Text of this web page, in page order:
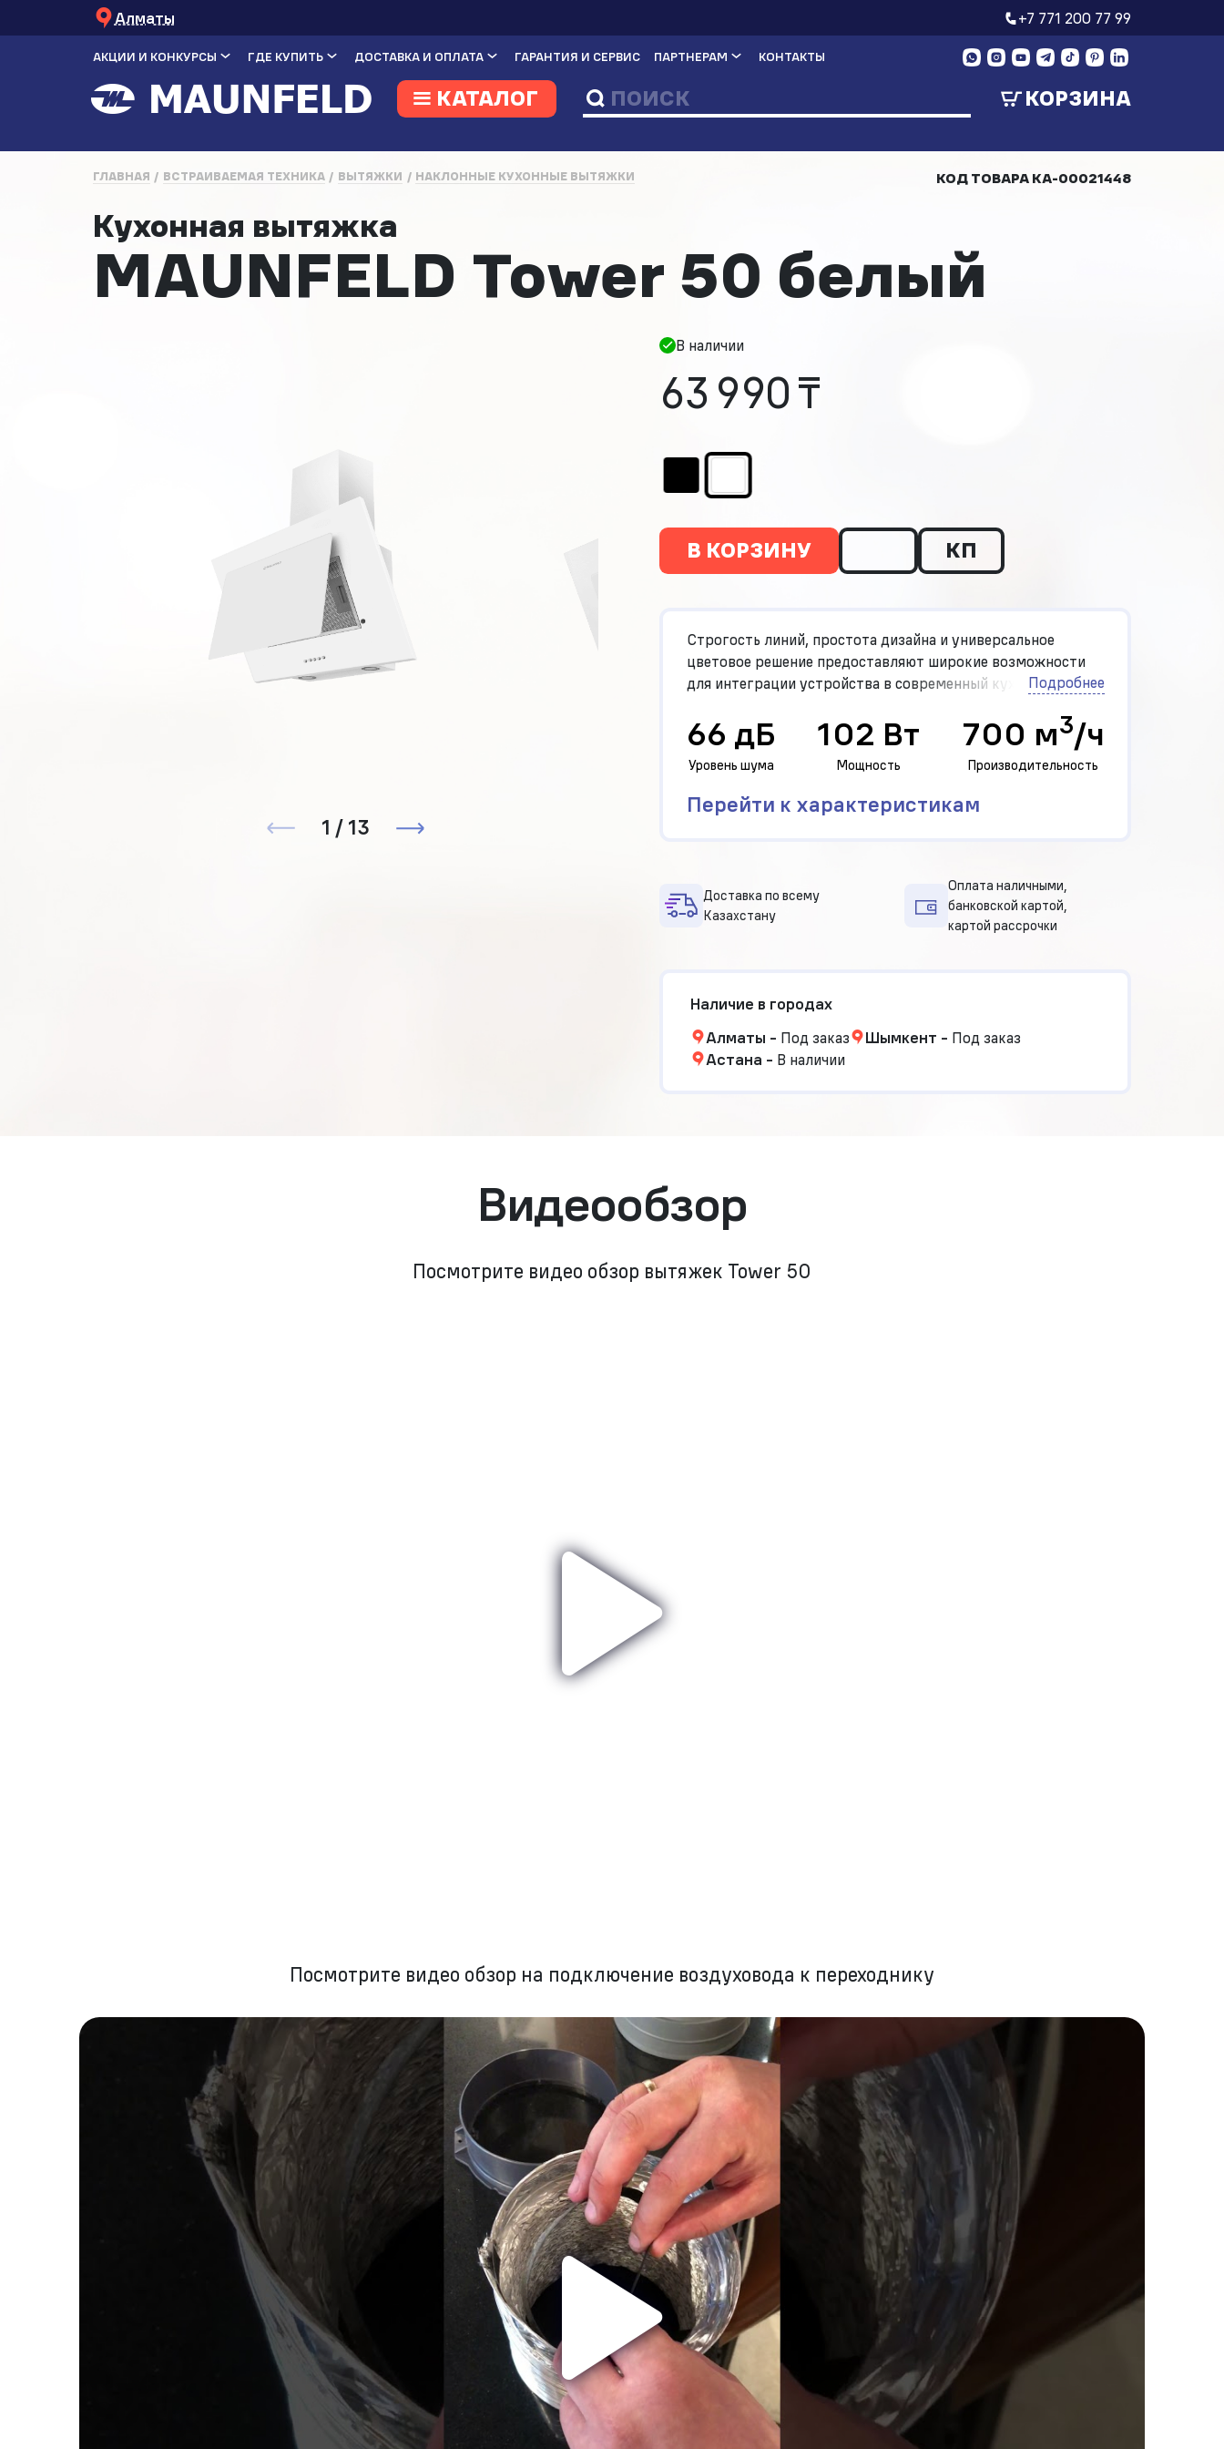
Алматы +7 771 200 77 99
АКЦИИ И КОНКУРСЫ ГДЕ КУПИТЬ ДОСТАВКА И ОПЛАТА ГАРАНТИЯ И СЕРВИС ПАРТНЕРАМ КОНТАКТЫ
КАТАЛОГ КОРЗИНА
ГЛАВНАЯ ВСТРАИВАЕМАЯ ТЕХНИКА ВЫТЯЖКИ НАКЛОННЫЕ КУХОННЫЕ ВЫТЯЖКИ КОД ТОВАРА КА-00021448
Кухонная вытяжка
MAUNFELD Tower 50 белый
1 / 13
В наличии
63 990 ₸
В КОРЗИНУ КП
Строгость линий, простота дизайна и универсальное
цветовое решение предоставляют широкие возможности
для интеграции устройства в современный кухонныйПодробнее
66 дБ
Уровень шума
102 Вт
Мощность
700 м3/ч
Производительность
Перейти к характеристикам
Доставка по всему
Казахстану
Оплата наличными,
банковской картой,
картой рассрочки
Наличие в городах
Алматы - Под заказ Шымкент - Под заказ
Астана - В наличии
Видеообзор
Посмотрите видео обзор вытяжек Tower 50
Посмотрите видео обзор на подключение воздуховода к переходнику